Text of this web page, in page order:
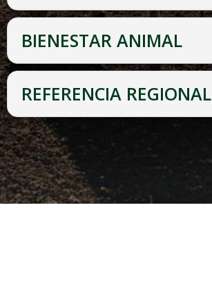
BIENESTAR ANIMAL
REFERENCIA REGIONAL